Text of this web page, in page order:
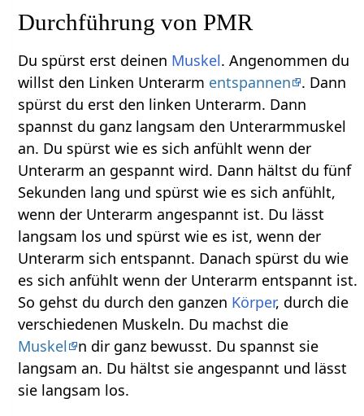
Durchführung von PMR
Du spürst erst deinen Muskel. Angenommen du
willst den Linken Unterarm entspannen
. Dann
spürst du erst den linken Unterarm. Dann
spannst du ganz langsam den Unterarmmuskel
an. Du spürst wie es sich anfühlt wenn der
Unterarm an gespannt wird. Dann hältst du fünf
Sekunden lang und spürst wie es sich anfühlt,
wenn der Unterarm angespannt ist. Du lässt
langsam los und spürst wie es ist, wenn der
Unterarm sich entspannt. Danach spürst du wie
es sich anfühlt wenn der Unterarm entspannt ist.
So gehst du durch den ganzen Körper, durch die
verschiedenen Muskeln. Du machst die
Muskel
n dir ganz bewusst. Du spannst sie
langsam an. Du hältst sie angespannt und lässt
sie langsam los.